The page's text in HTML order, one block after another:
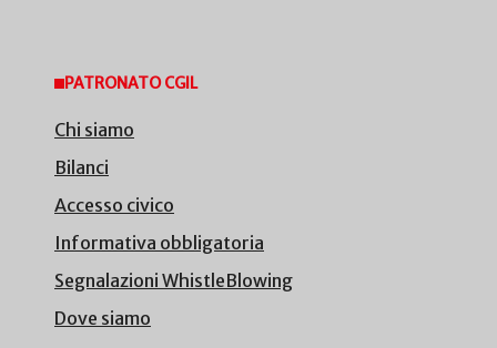
PATRONATO CGIL
Chi siamo
Bilanci
Accesso civico
Informativa obbligatoria
Segnalazioni WhistleBlowing
Dove siamo